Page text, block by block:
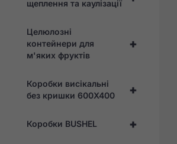
щеплення та каулізації
+
Целюлозні
контейнери для
м'яких фруктів
+
Коробки висікальні
без кришки 600X400
+
Коробки BUSHEL